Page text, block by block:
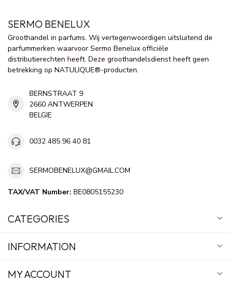
SERMO BENELUX
Groothandel in parfums. Wij vertegenwoordigen uitsluitend de
parfummerken waarvoor Sermo Benelux officiële
distributierechten heeft. Deze groothandelsdienst heeft geen
betrekking op NATULIQUE®-producten.
BERNSTRAAT 9
2660 ANTWERPEN
BELGIE
0032 485 96 40 81
SERMOBENELUX@GMAIL.COM
TAX/VAT Number: BE0805155230
CATEGORIES
INFORMATION
MY ACCOUNT